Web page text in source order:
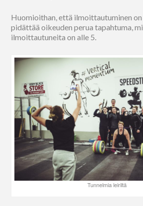
Huomioithan, että ilmoittautuminen on
pidättää oikeuden perua tapahtuma,
ilmoittautuneita on alle 5.
Tunnelmia leiriltä